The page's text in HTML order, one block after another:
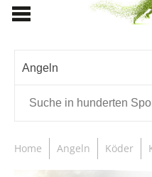
Angeln
Home Angeln Köder